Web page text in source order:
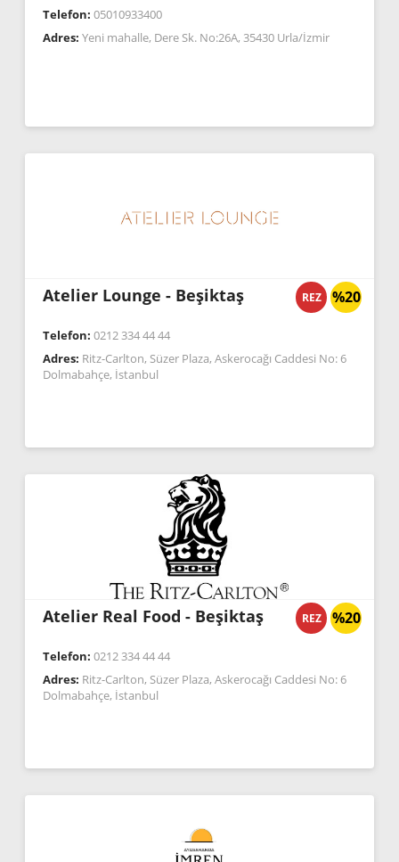
Telefon: 05010933400
Adres: Yeni mahalle, Dere Sk. No:26A, 35430 Urla/İzmir
%20
REZ
Atelier Lounge - Beşiktaş
Telefon: 0212 334 44 44
Adres: Ritz-Carlton, Süzer Plaza, Askerocağı Caddesi No: 6
Dolmabahçe, İstanbul
%20
REZ
Atelier Real Food - Beşiktaş
Telefon: 0212 334 44 44
Adres: Ritz-Carlton, Süzer Plaza, Askerocağı Caddesi No: 6
Dolmabahçe, İstanbul